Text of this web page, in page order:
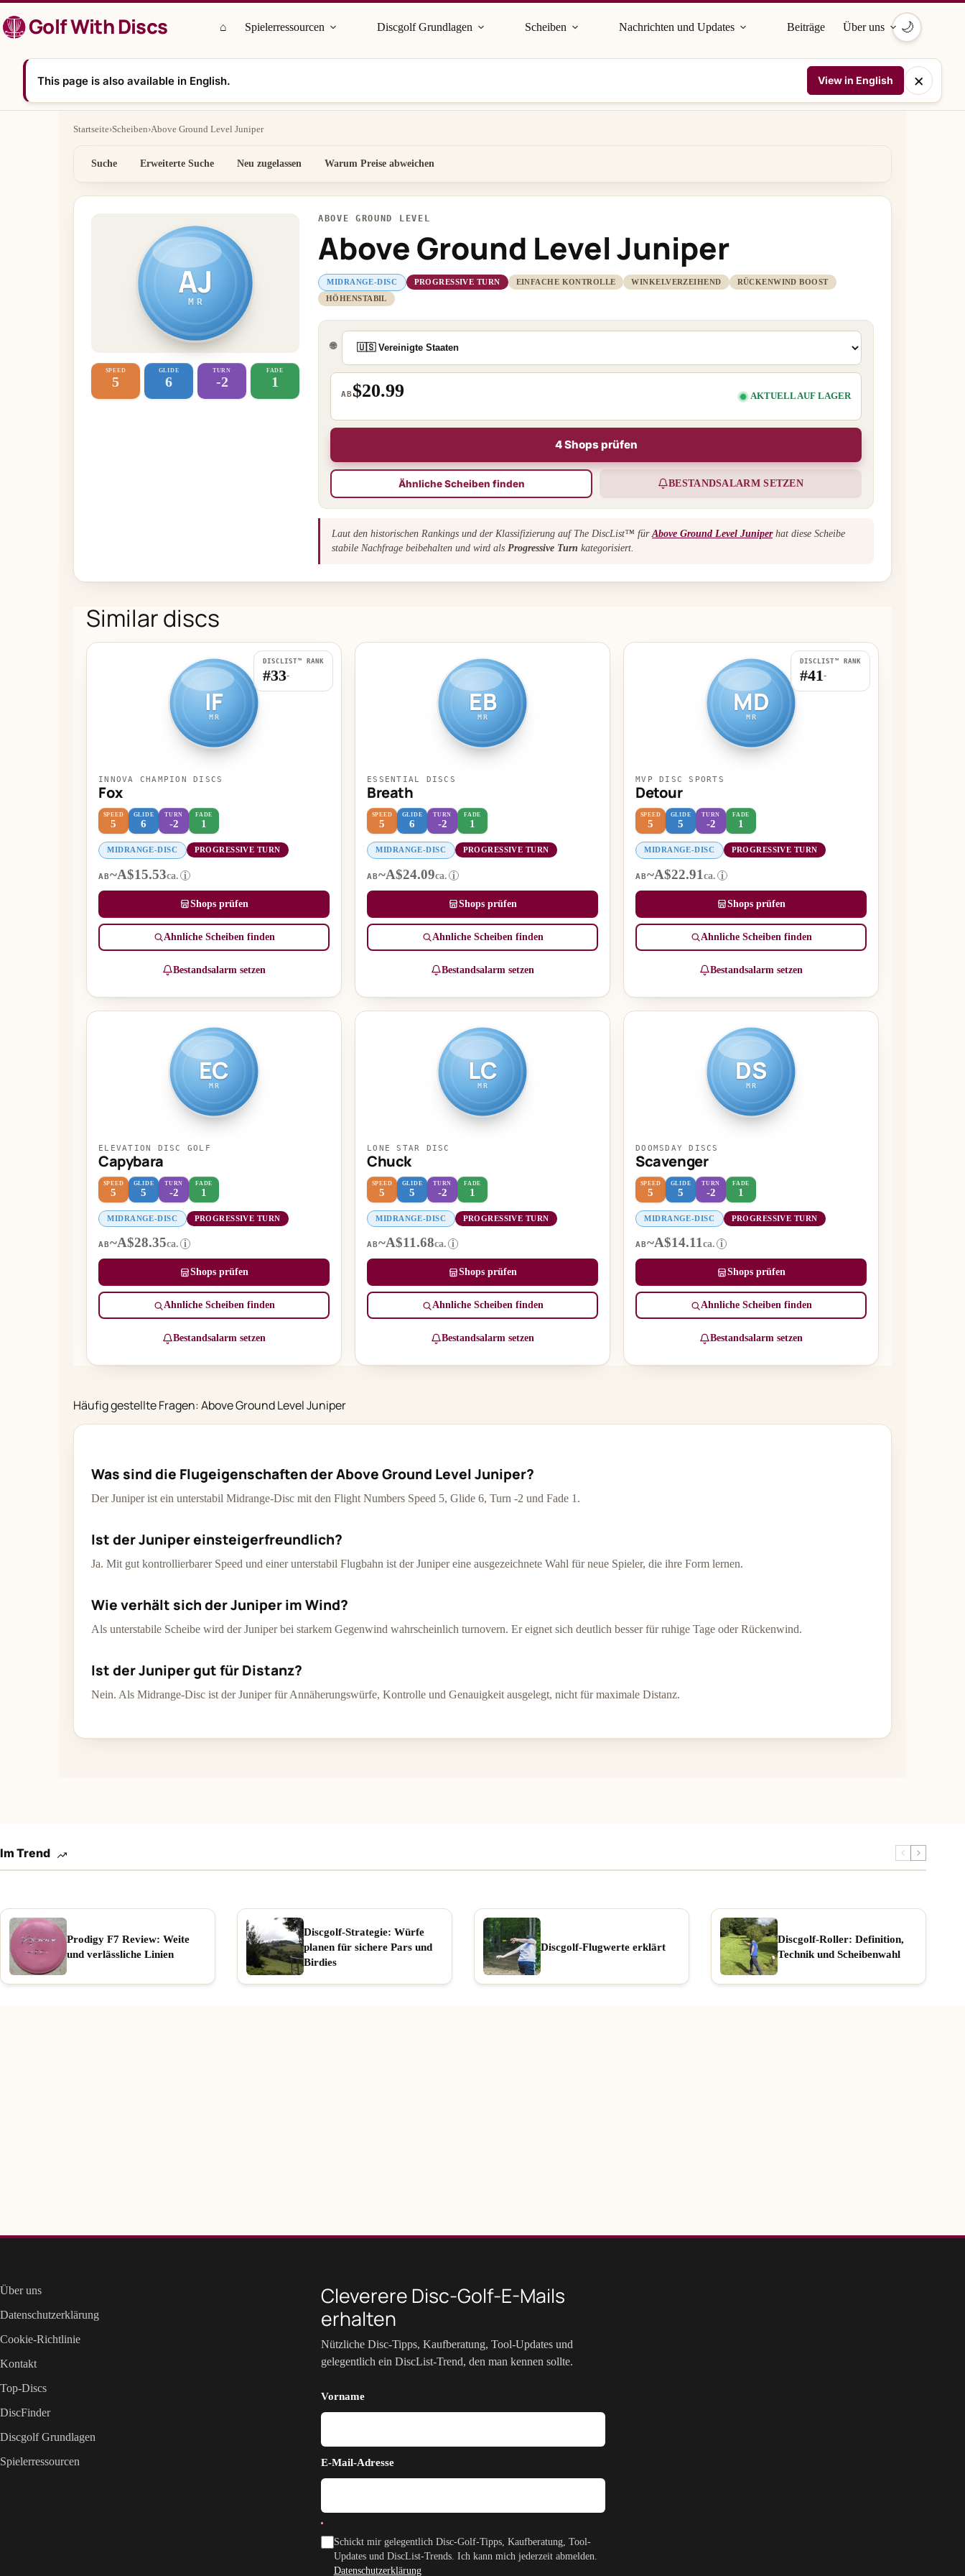
Inhalt
springenGolf With Discs ⌂ Spielerressourcen Discgolf Grundlagen Scheiben Nachrichten und Updates Beiträge Über uns 🌙
This page is also available in English. View in English ×
Startseite›Scheiben›Above Ground Level Juniper
Suche Erweiterte Suche Neu zugelassen Warum Preise abweichen
AJ
MR
SPEED
5
GLIDE
6
TURN
-2
FADE
1
ABOVE GROUND LEVEL
Above Ground Level Juniper
MIDRANGE-DISC PROGRESSIVE TURN EINFACHE KONTROLLE WINKELVERZEIHEND
RÜCKENWIND BOOST
HÖHENSTABIL
🌐
AB$20.99 AKTUELL AUF LAGER
4 Shops prüfen
Ähnliche Scheiben finden BESTANDSALARM SETZEN
Laut den historischen Rankings und der Klassifizierung auf The DiscList™ für Above Ground Level Juniperhat diese Scheibe
stabile Nachfrage beibehalten und wird als Progressive Turn kategorisiert.
Similar discs
IF
MR
DISCLIST™ RANK
#33-
INNOVA CHAMPION DISCS
Fox
SPEED
5
GLIDE
6
TURN
-2
FADE
1
MIDRANGE-DISC PROGRESSIVE TURN
AB~A$15.53ca. i
Shops prüfen
Ähnliche Scheiben finden
Bestandsalarm setzen
EB
MR
ESSENTIAL DISCS
Breath
SPEED
5
GLIDE
6
TURN
-2
FADE
1
MIDRANGE-DISC PROGRESSIVE TURN
AB~A$24.09ca. i
Shops prüfen
Ähnliche Scheiben finden
Bestandsalarm setzen
MD
MR
DISCLIST™ RANK
#41 -
MVP DISC SPORTS
Detour
SPEED
5
GLIDE
5
TURN
-2
FADE
1
MIDRANGE-DISC PROGRESSIVE TURN
AB~A$22.91ca. i
Shops prüfen
Ähnliche Scheiben finden
Bestandsalarm setzen
EC
MR
ELEVATION DISC GOLF
Capybara
SPEED
5
GLIDE
5
TURN
-2
FADE
1
MIDRANGE-DISC PROGRESSIVE TURN
AB~A$28.35ca. i
Shops prüfen
Ähnliche Scheiben finden
Bestandsalarm setzen
LC
MR
LONE STAR DISC
Chuck
SPEED
5
GLIDE
5
TURN
-2
FADE
1
MIDRANGE-DISC PROGRESSIVE TURN
AB~A$11.68ca. i
Shops prüfen
Ähnliche Scheiben finden
Bestandsalarm setzen
DS
MR
DOOMSDAY DISCS
Scavenger
SPEED
5
GLIDE
5
TURN
-2
FADE
1
MIDRANGE-DISC PROGRESSIVE TURN
AB~A$14.11ca. i
Shops prüfen
Ähnliche Scheiben finden
Bestandsalarm setzen
Häufig gestellte Fragen: Above Ground Level Juniper
Was sind die Flugeigenschaften der Above Ground Level Juniper?
Der Juniper ist ein unterstabil Midrange-Disc mit den Flight Numbers Speed 5, Glide 6, Turn -2 und Fade 1.
Ist der Juniper einsteigerfreundlich?
Ja. Mit gut kontrollierbarer Speed und einer unterstabil Flugbahn ist der Juniper eine ausgezeichnete Wahl für neue Spieler, die ihre Form lernen.
Wie verhält sich der Juniper im Wind?
Als unterstabile Scheibe wird der Juniper bei starkem Gegenwind wahrscheinlich turnovern. Er eignet sich deutlich besser für ruhige Tage oder Rückenwind.
Ist der Juniper gut für Distanz?
Nein. Als Midrange-Disc ist der Juniper für Annäherungswürfe, Kontrolle und Genauigkeit ausgelegt, nicht für maximale Distanz.
Im Trend
Prodigy F7 Review: Weite
und verlässliche Linien
Discgolf-Strategie: Würfe
planen für sichere Pars und
Birdies
Discgolf-Flugwerte erklärt
Discgolf-Roller: Definition,
Technik und Scheibenwahl
Über uns
Datenschutzerklärung
Cookie-Richtlinie
Kontakt
Top-Discs
DiscFinder
Discgolf Grundlagen
Spielerressourcen
Cleverere Disc-Golf-E-Mails
erhalten
Nützliche Disc-Tipps, Kaufberatung, Tool-Updates und
gelegentlich ein DiscList-Trend, den man kennen sollte.
Vorname
E-Mail-Adresse
Schickt mir gelegentlich Disc-Golf-Tipps, Kaufberatung, Tool-
Updates und DiscList-Trends. Ich kann mich jederzeit abmelden.
Datenschutzerklärung